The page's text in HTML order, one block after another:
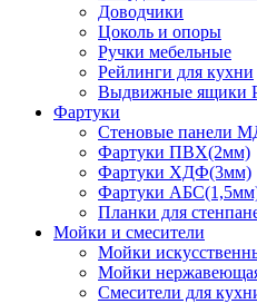
Доводчики
Цоколь и опоры
Ручки мебельные
Рейлинги для кухни
Выдвижные ящики
Фартуки
Стеновые панели
Фартуки ПВХ(2мм)
Фартуки ХДФ(3мм)
Фартуки
Планки для
Мойки и смесители
Мойки
Мойки
Смесители для